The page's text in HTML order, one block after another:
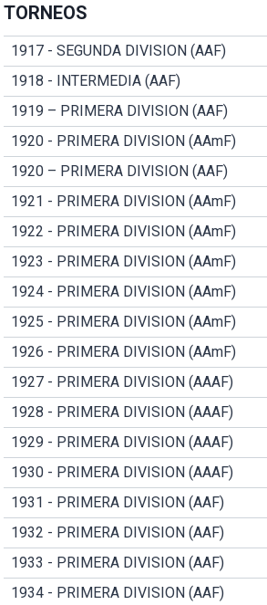
TORNEOS
1917 - SEGUNDA DIVISION (AAF)
1918 - INTERMEDIA (AAF)
1919 – PRIMERA DIVISION (AAF)
1920 - PRIMERA DIVISION (AAmF)
1920 – PRIMERA DIVISION (AAF)
1921 - PRIMERA DIVISION (AAmF)
1922 - PRIMERA DIVISION (AAmF)
1923 - PRIMERA DIVISION (AAmF)
1924 - PRIMERA DIVISION (AAmF)
1925 - PRIMERA DIVISION (AAmF)
1926 - PRIMERA DIVISION (AAmF)
1927 - PRIMERA DIVISION (AAAF)
1928 - PRIMERA DIVISION (AAAF)
1929 - PRIMERA DIVISION (AAAF)
1930 - PRIMERA DIVISION (AAAF)
1931 - PRIMERA DIVISION (AAF)
1932 - PRIMERA DIVISION (AAF)
1933 - PRIMERA DIVISION (AAF)
1934 - PRIMERA DIVISION (AAF)